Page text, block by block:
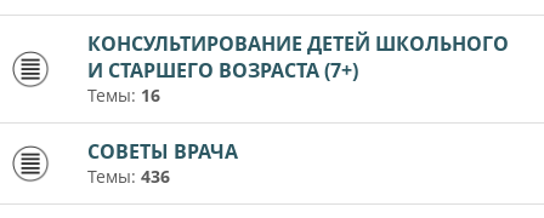
КОНСУЛЬТИРОВАНИЕ ДЕТЕЙ ШКОЛЬНОГО
И СТАРШЕГО ВОЗРАСТА (7+)
Темы: 16
СОВЕТЫ ВРАЧА
Темы: 436